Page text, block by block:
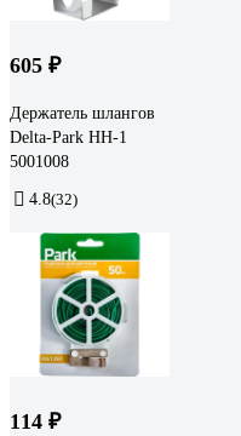
605 ₽
Держатель шлангов
Delta-Park HH-1
5001008
4.8(32)
114 ₽